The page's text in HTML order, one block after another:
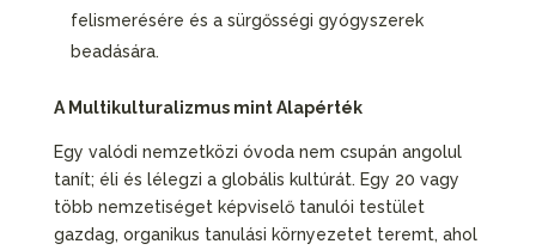
felismerésére és a sürgősségi gyógyszerek
beadására.
A Multikulturalizmus mint Alapérték
Egy valódi nemzetközi óvoda nem csupán angolul
tanít; éli és lélegzi a globális kultúrát. Egy 20 vagy
több nemzetiséget képviselő tanulói testület
gazdag, organikus tanulási környezetet teremt, ahol